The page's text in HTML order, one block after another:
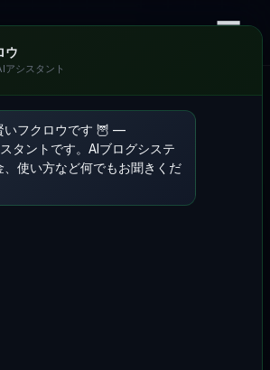
☰
ウ
アシスタント
いフクロウです 🦉 —
タントです。AIブログシステ
、使い方など何でもお聞きくだ